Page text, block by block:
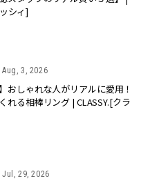
シィ]
Aug, 3, 2026
おしゃれな人がリアルに愛用！
れる相棒リング | CLASSY.[クラ
Jul, 29, 2026